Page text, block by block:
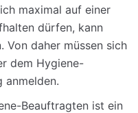
maximal auf einer
dürfen, kann
Von daher müssen sich
dem Hygiene-
anmelden.
Beauftragten ist ein